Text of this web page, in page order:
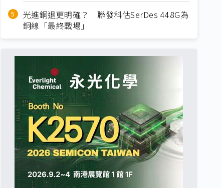
光進銅退更明確？ 聯發科估SerDes 448G為
銅線「最終戰場」